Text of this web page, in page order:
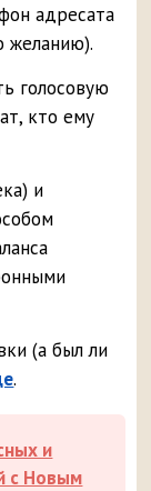
адресата
желанию).
голосовую
кто ему
и
(а был ли
.
и
с Новым